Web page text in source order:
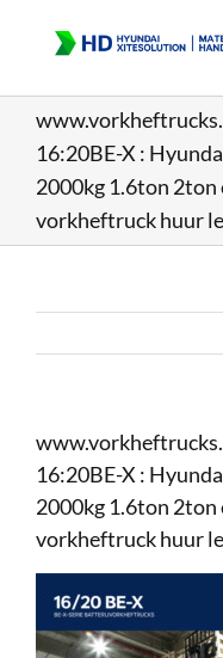
inhoud
16:20BE-X :
2000kg 1.6ton
vorkheftruck huur
16:20BE-X :
2000kg 1.6ton
vorkheftruck huur